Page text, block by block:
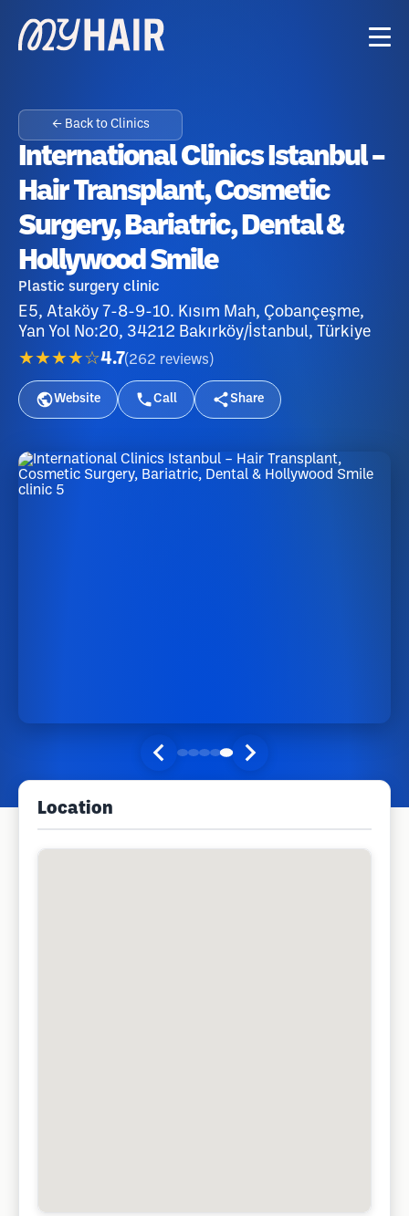
← Back to Clinics
International Clinics Istanbul –
Hair Transplant, Cosmetic
Surgery, Bariatric, Dental &
Hollywood Smile
Plastic surgery clinic
E5, Ataköy 7-8-9-10. Kısım Mah, Çobançeşme,
Yan Yol No:20, 34212 Bakırköy/İstanbul, Türkiye
★★★★☆4.7(262 reviews )
Website Call Share
Location